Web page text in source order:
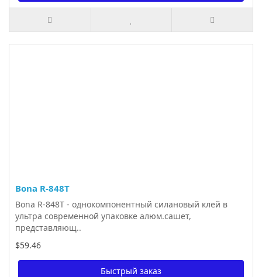
Bona R-848T
Bona R-848T - однокомпонентный силановый клей в
ультра современной упаковке алюм.сашет,
представляющ..
$59.46
Быстрый заказ